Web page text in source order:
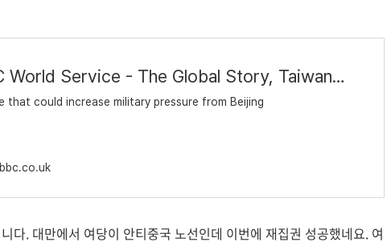
BBC World Service - The Global Story, Taiwan elections: Could it ignite a war with China?
that could increase military pressure from Beijing
다. 대만에서 여당이 안티중국 노선인데 이번에 재집권 성공했네요. 여